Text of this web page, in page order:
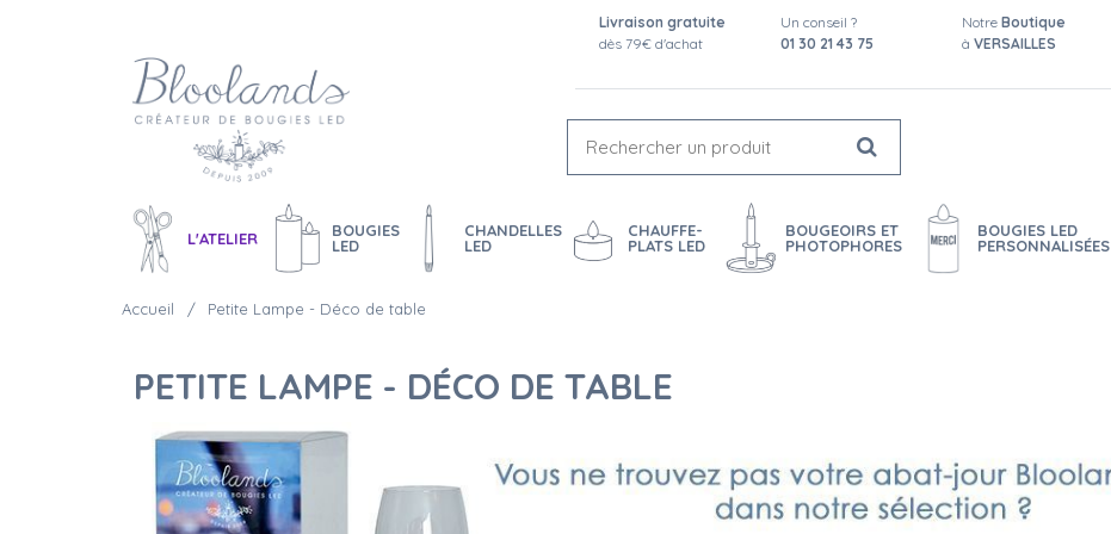
Livraison gratuite
dès 79€ d'achat
Un conseil ?
01 30 21 43 75
Notre Boutique
à VERSAILLES
L'ATELIER
BOUGIES
LED
CHANDELLES
LED
CHAUFFE-
PLATS LED
BOUGEOIRS ET
PHOTOPHORES
BOUGIES LED
PERSONNALISÉES
Accueil Petite Lampe - Déco de table
PETITE LAMPE - DÉCO DE TABLE